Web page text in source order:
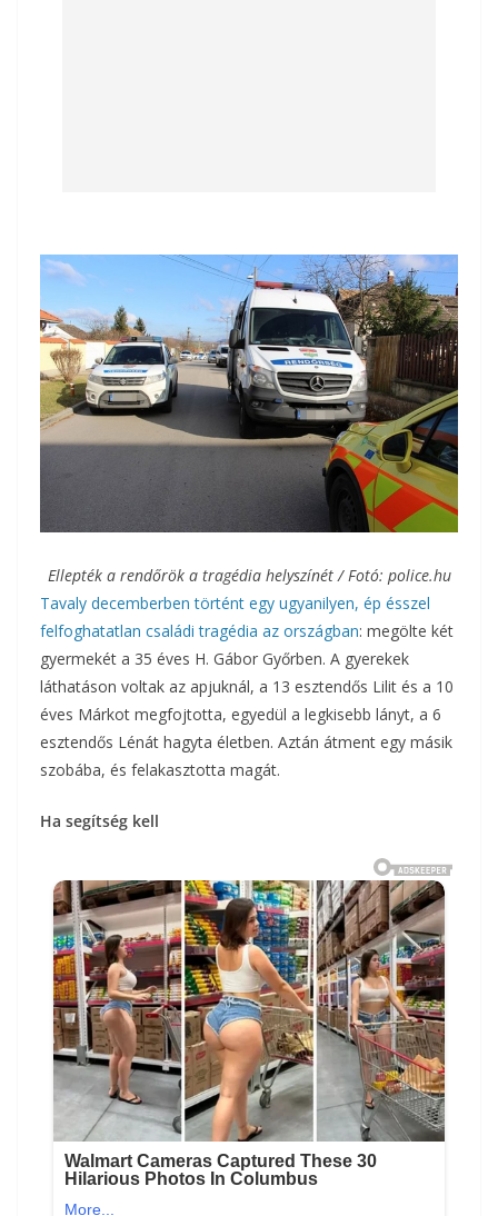
Ellepték a rendőrök a tragédia helyszínét / Fotó: police.hu
Tavaly decemberben történt egy ugyanilyen, ép ésszel
felfoghatatlan családi tragédia az országban: megölte két
gyermekét a 35 éves H. Gábor Győrben. A gyerekek
láthatáson voltak az apjuknál, a 13 esztendős Lilit és a 10
éves Márkot megfojtotta, egyedül a legkisebb lányt, a 6
esztendős Lénát hagyta életben. Aztán átment egy másik
szobába, és felakasztotta magát.
Ha segítség kell